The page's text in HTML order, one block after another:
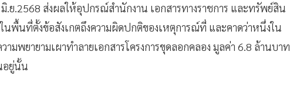
.ย.2568 ส่งผลให้อุปกรณ์สำนักงาน เอกสารทางราชการ และทรัพย์สิน
พื้นที่ตั้งข้อสังเกตถึงความผิดปกติของเหตุการณ์ที่ และคาดว่าหนึ่งใน
ามพยายามเผาทำลายเอกสารโครงการขุดลอกคลอง มูลค่า 6.8 ล้านบาท
อยู่นั้น